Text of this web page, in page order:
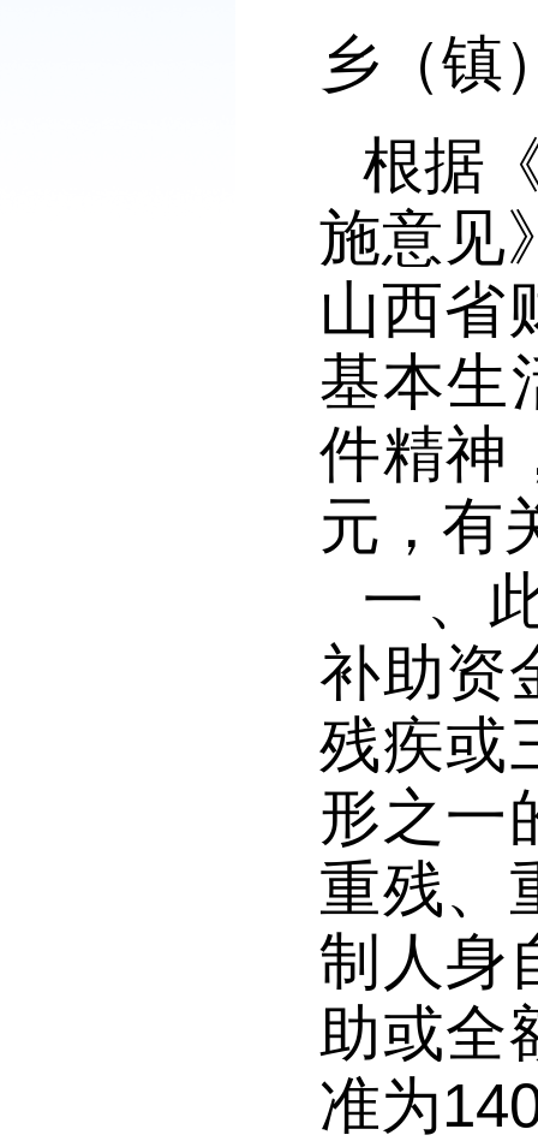
乡（镇
根据
施意见
山西省
基本生
件精神
元，有
一、
补助资
残疾或
形之一
重残、
制人身
助或全
准为